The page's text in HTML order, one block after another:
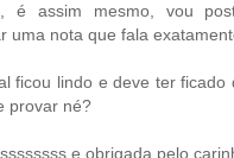
é assim mesmo, vou
uma nota que fala
ficou lindo e deve ter ficado
provar né?
e obrigada pelo